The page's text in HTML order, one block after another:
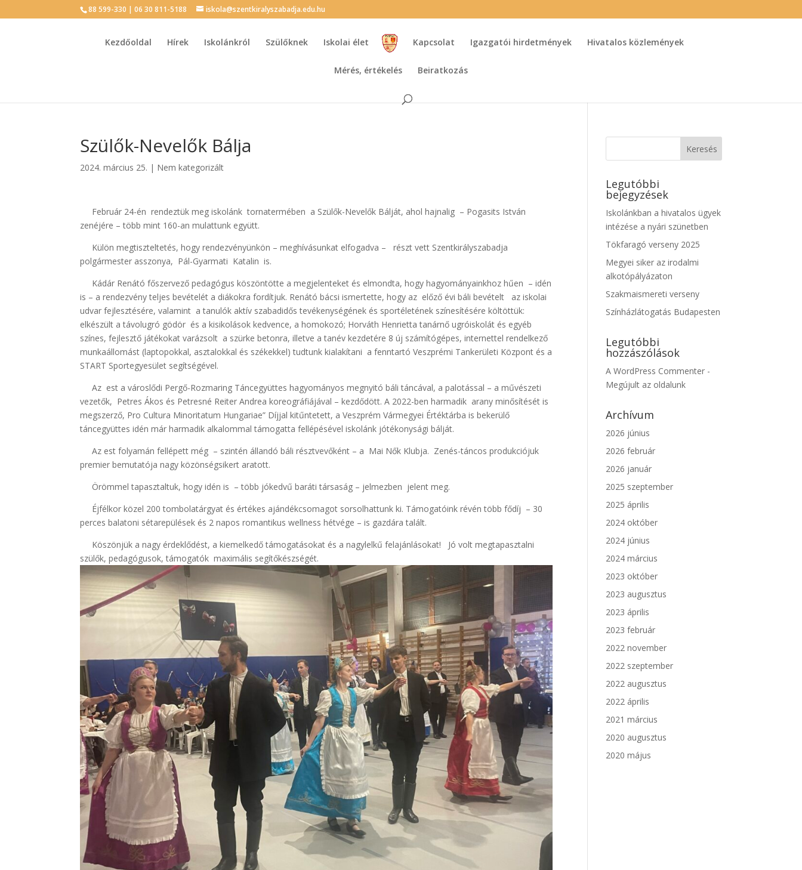
88 599-330 | 06 30 811-5188 iskola@szentkiralyszabadja.edu.hu
Kezdőoldal Hírek Iskolánkról Szülőknek Iskolai élet Kapcsolat Igazgatói hirdetmények Hivatalos közlemények
Mérés, értékelés Beiratkozás
Szülők-Nevelők Bálja
2024. március 25. | Nem kategorizált
Február 24-én rendeztük meg iskolánk tornatermében a Szülők-Nevelők Bálját, ahol hajnalig – Pogasits István
zenéjére – több mint 160-an mulattunk együtt.
Külön megtiszteltetés, hogy rendezvényünkön – meghívásunkat elfogadva – részt vett Szentkirályszabadja
polgármester asszonya, Pál-Gyarmati Katalin is.
Kádár Renátó főszervező pedagógus köszöntötte a megjelenteket és elmondta, hogy hagyományainkhoz hűen – idén
is – a rendezvény teljes bevételét a diákokra fordítjuk. Renátó bácsi ismertette, hogy az előző évi báli bevételt az iskolai
udvar fejlesztésére, valamint a tanulók aktív szabadidős tevékenységének és sportéletének színesítésére költöttük:
elkészült a távolugró gödör és a kisikolások kedvence, a homokozó; Horváth Henrietta tanárnő ugróiskolát és egyéb
színes, fejlesztő játékokat varázsolt a szürke betonra, illetve a tanév kezdetére 8 új számítógépes, internettel rendelkező
munkaállomást (laptopokkal, asztalokkal és székekkel) tudtunk kialakítani a fenntartó Veszprémi Tankerületi Központ és a
START Sportegyesület segítségével.
Az est a városlődi Pergő-Rozmaring Táncegyüttes hagyományos megnyitó báli táncával, a palotással – a művészeti
vezetők, Petres Ákos és Petresné Reiter Andrea koreográfiájával – kezdődött. A 2022-ben harmadik arany minősítését is
megszerző, Pro Cultura Minoritatum Hungariae” Díjjal kitűntetett, a Veszprém Vármegyei Értéktárba is bekerülő
táncegyüttes idén már harmadik alkalommal támogatta fellépésével iskolánk jótékonysági bálját.
Az est folyamán fellépett még – szintén állandó báli résztvevőként – a Mai Nők Klubja. Zenés-táncos produkciójuk
premier bemutatója nagy közönségsikert aratott.
Örömmel tapasztaltuk, hogy idén is – több jókedvű baráti társaság – jelmezben jelent meg.
Éjfélkor közel 200 tombolatárgyat és értékes ajándékcsomagot sorsolhattunk ki. Támogatóink révén több fődíj – 30
perces balatoni sétarepülések és 2 napos romantikus wellness hétvége – is gazdára talált.
Köszönjük a nagy érdeklődést, a kiemelkedő támogatásokat és a nagylelkű felajánlásokat! Jó volt megtapasztalni
szülők, pedagógusok, támogatók maximális segítőkészségét.
Legutóbbi
bejegyzések
Iskolánkban a hivatalos ügyek
intézése a nyári szünetben
Tökfaragó verseny 2025
Megyei siker az irodalmi
alkotópályázaton
Szakmaismereti verseny
Színházlátogatás Budapesten
Legutóbbi
hozzászólások
A WordPress Commenter -
Megújult az oldalunk
Archívum
2026 június
2026 február
2026 január
2025 szeptember
2025 április
2024 október
2024 június
2024 március
2023 október
2023 augusztus
2023 április
2023 február
2022 november
2022 szeptember
2022 augusztus
2022 április
2021 március
2020 augusztus
2020 május